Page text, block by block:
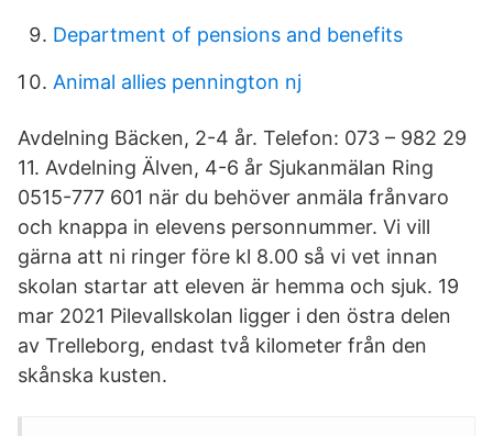
Department of pensions and benefits
Animal allies pennington nj
Avdelning Bäcken, 2-4 år. Telefon: 073 – 982 29
11. Avdelning Älven, 4-6 år Sjukanmälan Ring
0515-777 601 när du behöver anmäla frånvaro
och knappa in elevens personnummer. Vi vill
gärna att ni ringer före kl 8.00 så vi vet innan
skolan startar att eleven är hemma och sjuk. 19
mar 2021 Pilevallskolan ligger i den östra delen
av Trelleborg, endast två kilometer från den
skånska kusten.